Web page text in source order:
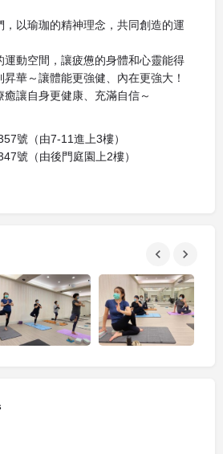
，以瑜珈的精神理念，共同創造的運
運動空間，讓疲憊的身體和心靈能得
華～讓體能更強健、內在更強大！
讓自身更健康、充滿自信～
號（由7-11進上3樓）
號（由後門庭園上2樓）